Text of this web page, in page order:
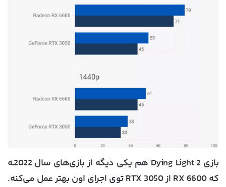
بازی Dying Light 2 هم یکی دیگه از بازی‌های سال 2022ـه
که RX 6600 از RTX 3050 توی اجرای اون بهتر عمل می‌کنه.